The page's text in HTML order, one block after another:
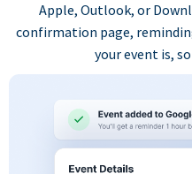
Apple, Outlook, or
confirmation page,
your event is,